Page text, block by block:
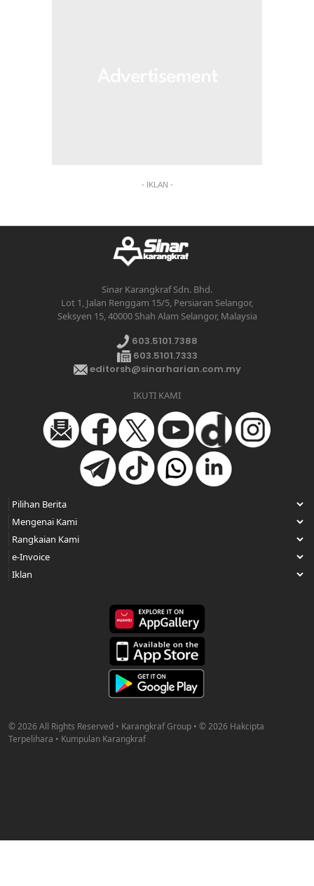
- IKLAN -
Sinar Karangkraf Sdn. Bhd.
Lot 1, Jalan Renggam 15/5, Persiaran Selangor,
Seksyen 15, 40000 Shah Alam Selangor, Malaysia
603.5101.7388
603.5101.7333
editorsh@sinarharian.com.my
IKUTI KAMI
© 2026 All Rights Reserved • Karangkraf Group • © 2026 Hakcipta
Terpelihara • Kumpulan Karangkraf